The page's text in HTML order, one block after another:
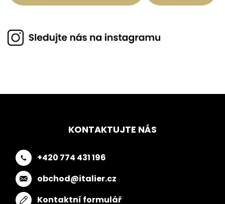
KONTAKTUJTE NÁS
+420 774 431 196
obchod@italier.cz
Kontaktní formulář